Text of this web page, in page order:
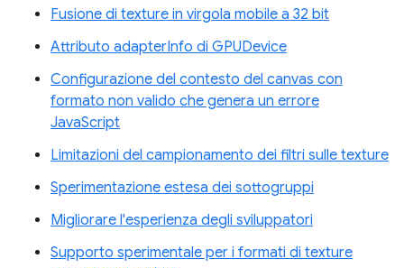
Fusione di texture in virgola mobile a 32 bit
Attributo adapterInfo di GPUDevice
Configurazione del contesto del canvas con
formato non valido che genera un errore
JavaScript
Limitazioni del campionamento dei filtri sulle texture
Sperimentazione estesa dei sottogruppi
Migliorare l'esperienza degli sviluppatori
Supporto sperimentale per i formati di texture